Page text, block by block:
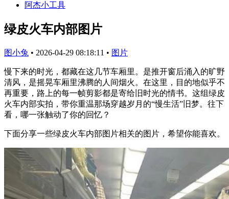
阿杰小工具
绿皮火车内部图片
图小兔 • 2026-04-29 08:18:11 • 图片
慢下来的时光，都藏在这几节车厢里。是推开窗后涌入的旷野
清风，是摇晃车厢里沸腾的人间烟火。在这里，目的地似乎不
再重要，路上的每一帧剪影都是寄给旧时光的情书。这组绿皮
火车内部实拍，带你重温那场穿越岁月的“慢生活”旧梦。往下
看，哪一张触动了你的回忆？
下面分享一些绿皮火车内部图片相关的图片，希望你能喜欢。